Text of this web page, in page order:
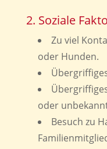
2. Soziale
Zu viel
oder Hunden.
oder
Besuch zu